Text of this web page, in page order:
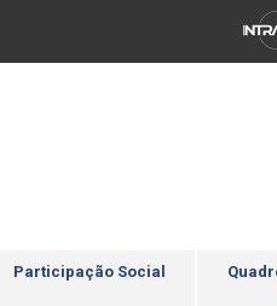
Participação Social